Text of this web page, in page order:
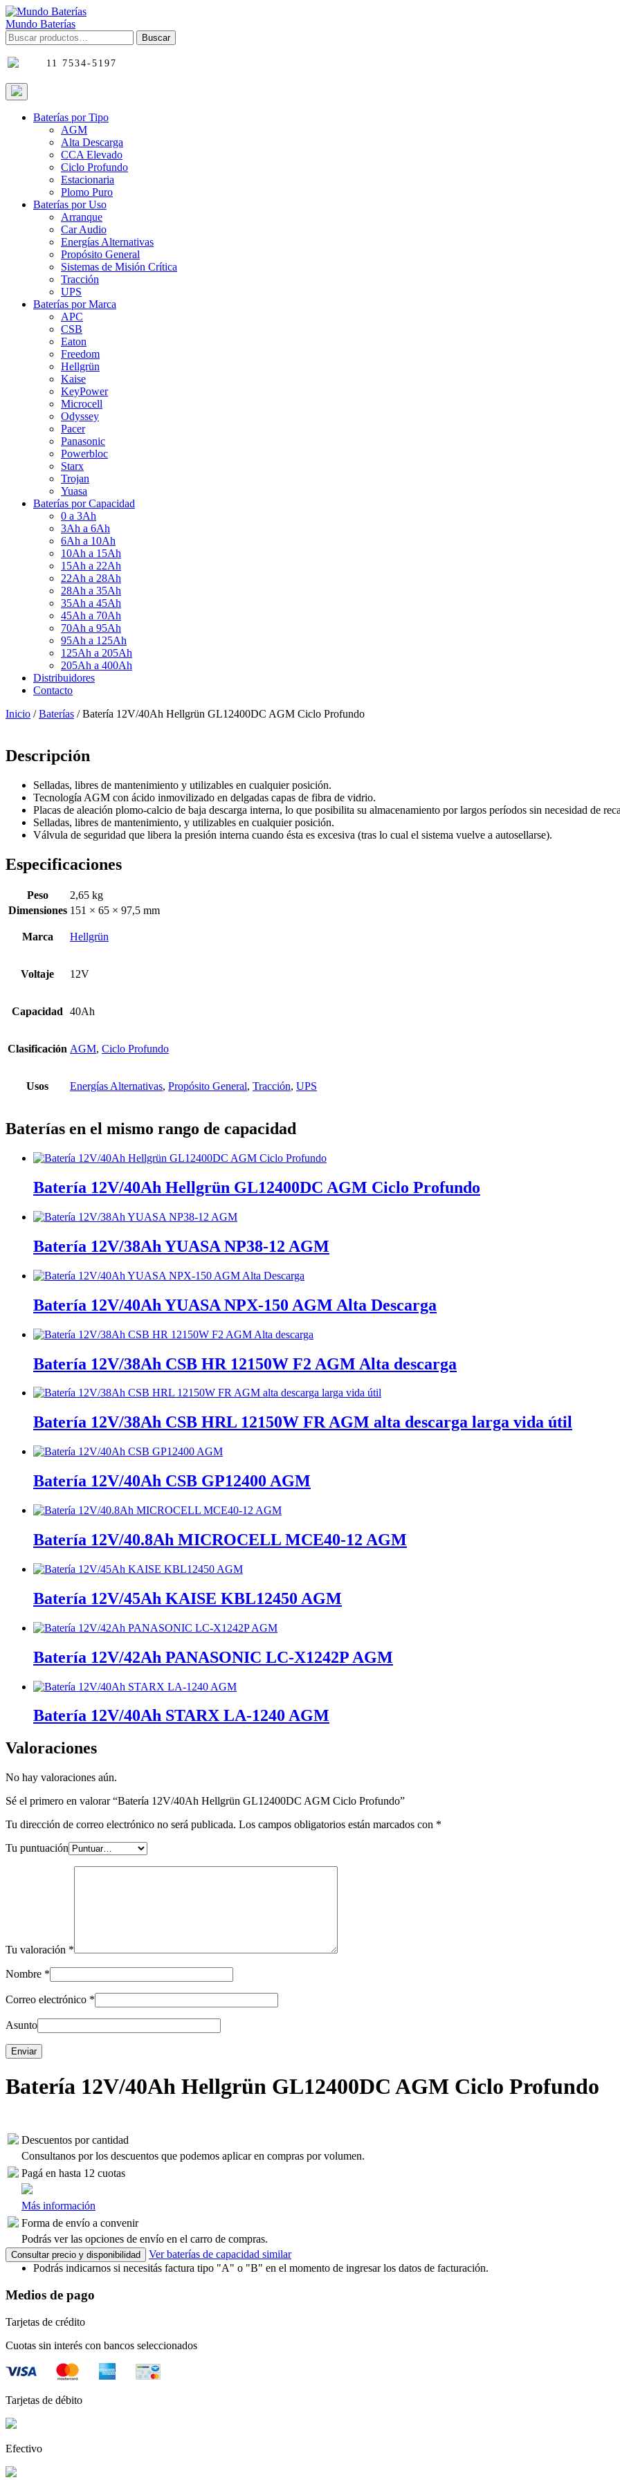
Skip
to
content
Mundo Baterías
Buscar
por:
Buscar
11 7534-5197
Baterías por Tipo
AGM
Alta Descarga
CCA Elevado
Ciclo Profundo
Estacionaria
Plomo Puro
Baterías por Uso
Arranque
Car Audio
Energías Alternativas
Propósito General
Sistemas de Misión Crítica
Tracción
UPS
Baterías por Marca
APC
CSB
Eaton
Freedom
Hellgrün
Kaise
KeyPower
Microcell
Odyssey
Pacer
Panasonic
Powerbloc
Starx
Trojan
Yuasa
Baterías por Capacidad
0 a 3Ah
3Ah a 6Ah
6Ah a 10Ah
10Ah a 15Ah
15Ah a 22Ah
22Ah a 28Ah
28Ah a 35Ah
35Ah a 45Ah
45Ah a 70Ah
70Ah a 95Ah
95Ah a 125Ah
125Ah a 205Ah
205Ah a 400Ah
Distribuidores
Contacto
Inicio /Baterías / Batería 12V/40Ah Hellgrün GL12400DC AGM Ciclo Profundo
Descripción
Selladas, libres de mantenimiento y utilizables en cualquier posición.
Tecnología AGM con ácido inmovilizado en delgadas capas de fibra de vidrio.
Placas de aleación plomo-calcio de baja descarga interna, lo que posibilita su almacenamiento por largos períodos sin necesidad de
Selladas, libres de mantenimiento, y utilizables en cualquier posición.
Válvula de seguridad que libera la presión interna cuando ésta es excesiva (tras lo cual el sistema vuelve a autosellarse).
Especificaciones
Peso
2,65 kg
Dimensiones 151 × 65 × 97,5 mm
Marca Hellgrün
Voltaje 12V
Capacidad 40Ah
Clasificación AGM, Ciclo Profundo
Usos Energías Alternativas, Propósito General, Tracción, UPS
Baterías en el mismo rango de capacidad
Batería 12V/40Ah Hellgrün GL12400DC AGM Ciclo Profundo
Batería 12V/38Ah YUASA NP38-12 AGM
Batería 12V/40Ah YUASA NPX-150 AGM Alta Descarga
Batería 12V/38Ah CSB HR 12150W F2 AGM Alta descarga
Batería 12V/38Ah CSB HRL 12150W FR AGM alta descarga larga vida útil
Batería 12V/40Ah CSB GP12400 AGM
Batería 12V/40.8Ah MICROCELL MCE40-12 AGM
Batería 12V/45Ah KAISE KBL12450 AGM
Batería 12V/42Ah PANASONIC LC-X1242P AGM
Batería 12V/40Ah STARX LA-1240 AGM
Valoraciones
No hay valoraciones aún.
Sé el primero en valorar “Batería 12V/40Ah Hellgrün GL12400DC AGM Ciclo Profundo”
Tu dirección de correo electrónico no será publicada. Los campos obligatorios están marcados con *
Tu puntuación
Tu valoración *
Nombre *
Correo electrónico *
Asunto
Batería 12V/40Ah Hellgrün GL12400DC AGM Ciclo Profundo
Descuentos por cantidad
Consultanos por los descuentos que podemos aplicar en compras por volumen.
Pagá en hasta 12 cuotas
Más información
Forma de envío a convenir
Podrás ver las opciones de envío en el carro de compras.
Consultar precio y disponibilidad
Ver baterías de capacidad similar
Podrás indicarnos si necesitás factura tipo "A" o "B" en el momento de ingresar los datos de facturación.
Medios de pago
Tarjetas de crédito
Cuotas sin interés con bancos seleccionados
Tarjetas de débito
Efectivo